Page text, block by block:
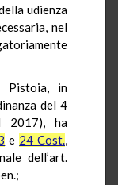
udienza
nel
Pistoia, in
del 4
2017), ha
e 24 Cost.,
dell’art.